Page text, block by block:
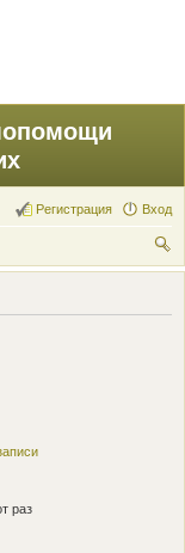
Вход
Регистрация
ои
раз